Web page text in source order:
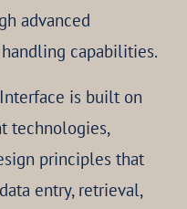
advanced
capabilities.
is built on
technologies,
principles that
entry, retrieval,